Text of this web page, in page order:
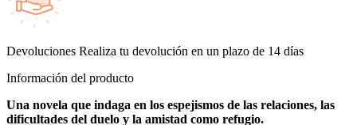
Devoluciones Realiza tu devolución en un plazo de 14 días
Información del producto
Una novela que indaga en los espejismos de las relaciones, las
dificultades del duelo y la amistad como refugio.